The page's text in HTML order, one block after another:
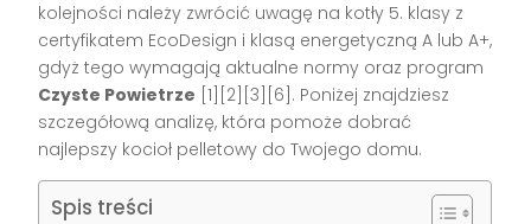
kolejności należy zwrócić uwagę na kotły 5. klasy z
certyfikatem EcoDesign i klasą energetyczną A lub A+,
gdyż tego wymagają aktualne normy oraz program
Czyste Powietrze [1][2][3][6]. Poniżej znajdziesz
szczegółową analizę, która pomoże dobrać
najlepszy kocioł pelletowy do Twojego domu.
Spis treści